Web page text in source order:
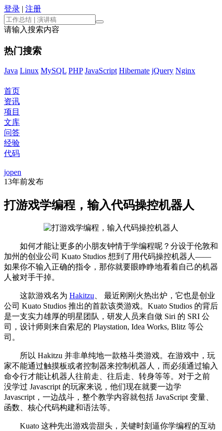
登录 | 注册
请输入搜索内容
热门搜索
Java Linux MySQL PHP JavaScript Hibernate jQuery Nginx
首页
资讯
项目
文库
问答
经验
代码
jopen
13年前发布
打游戏学编程，输入代码操控机器人
如何才能让更多的小朋友钟情于学编程呢？分设于伦敦和
加州的创业公司 Kuato Studios 想到了用代码操控机器人——
如果你不输入正确的指令，那你就要眼睁睁地看着自己的机器
人被对手干掉。
这款游戏名为 Hakitzu 、 最近刚刚火热出炉，它也是创业
公司 Kuato Studios 推出的首款该类游戏。Kuato Studios 的背后
是一支实力雄厚的明星团队，研发人员来自做 Siri 的 SRI 公
司，设计师则来自索尼的 Playstation, Idea Works, Blitz 等公
司。
所以 Hakitzu 并非单纯地一款格斗类游戏。在游戏中，玩
家不能通过触摸板或者控制器来控制机器人，而必须通过输入
命令行才能让机器人往前走、往后走、转身等等。对于之前
没学过 Javascript 的玩家来说，他们现在就要一边学
Javascript，一边战斗，整个教学内容就包括 JavaScript 变量、
函数、核心代码构建和语法等。
Kuato 这种先出游戏尝甜头，关键时刻逼你学编程的互动